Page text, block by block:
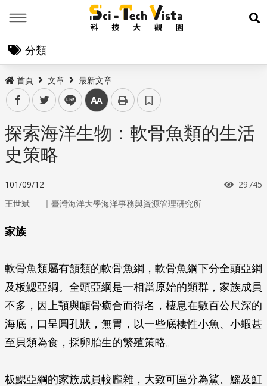
展
分類
首頁 文章 最新文章
facebooktwitter line 中
探索海洋生物：軟骨魚類的生活
史策略
101/09/12 瀏覽次
29745
王世斌 ｜ 臺灣海洋大學海洋事務與資源管理研究所
家族
軟骨魚類屬有頷類的軟骨魚綱，軟骨魚綱下分全頭亞綱
及板鰓亞綱。全頭亞綱是一相當原始的類群，家族成員
不多，因上顎與顱骨癒合而得名，棲息在數百公尺深的
海底，口呈圓孔狀，無胃，以一些底棲性小魚、小蝦甚
至貝類為食，採卵胎生的繁殖策略。
板鰓亞綱的家族成員較龐雜，大致可區分為鯊、鰩及魟